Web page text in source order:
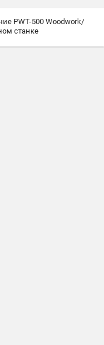
PWT-500 Woodwork/
станке